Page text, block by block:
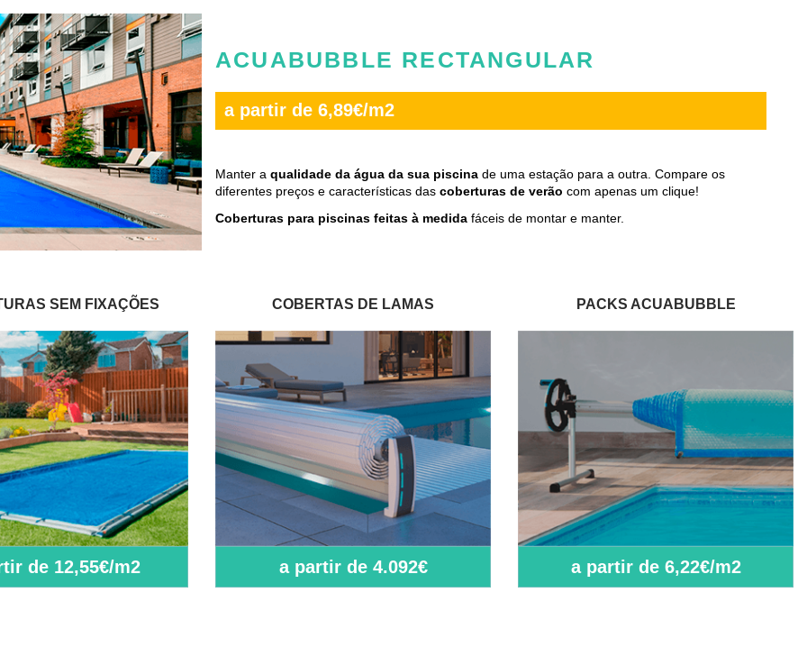
ACUABUBBLE RECTANGULAR
a partir de 6,89€/m2
Manter a qualidade da água da sua piscina de uma estação para a outra. Compare os
diferentes preços e características das coberturas de verão com apenas um clique!
Coberturas para piscinas feitas à medida fáceis de montar e manter.
SEM FIXAÇÕES
de 12,55€/m2
COBERTAS DE LAMAS
a partir de 4.092€
PACKS ACUABUBBLE
a partir de 6,22€/m2